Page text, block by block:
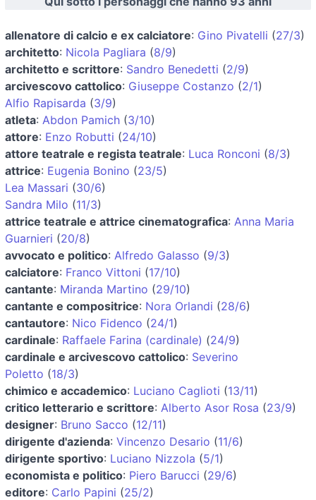
allenatore di calcio e ex calciatore: Gino Pivatelli (27/3)
architetto: Nicola Pagliara (8/9)
architetto e scrittore: Sandro Benedetti (2/9)
arcivescovo cattolico: Giuseppe Costanzo (2/1)
Alfio Rapisarda (3/9)
atleta: Abdon Pamich (3/10)
attore: Enzo Robutti (24/10)
attore teatrale e regista teatrale: Luca Ronconi (8/3)
attrice: Eugenia Bonino (23/5)
Lea Massari (30/6)
Sandra Milo (11/3)
attrice teatrale e attrice cinematografica: Anna Maria
Guarnieri (20/8)
avvocato e politico: Alfredo Galasso (9/3)
calciatore: Franco Vittoni (17/10)
cantante: Miranda Martino (29/10)
cantante e compositrice: Nora Orlandi (28/6)
cantautore: Nico Fidenco (24/1)
cardinale: Raffaele Farina (cardinale) (24/9)
cardinale e arcivescovo cattolico: Severino
Poletto (18/3)
chimico e accademico: Luciano Caglioti (13/11)
critico letterario e scrittore: Alberto Asor Rosa (23/9)
designer: Bruno Sacco (12/11)
dirigente d'azienda: Vincenzo Desario (11/6)
dirigente sportivo: Luciano Nizzola (5/1)
economista e politico: Piero Barucci (29/6)
editore: Carlo Papini (25/2)